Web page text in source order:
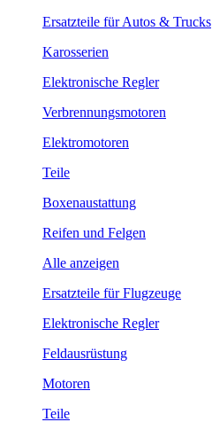
Ersatzteile für Autos & Trucks
Karosserien
Elektronische Regler
Verbrennungsmotoren
Elektromotoren
Teile
Boxenaustattung
Reifen und Felgen
Alle anzeigen
Ersatzteile für Flugzeuge
Elektronische Regler
Feldausrüstung
Motoren
Teile